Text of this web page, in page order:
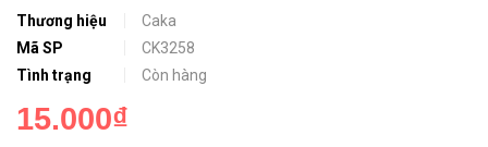
Thương hiệu
Caka
Mã SP
CK3258
Tình trạng
Còn hàng
15.000₫